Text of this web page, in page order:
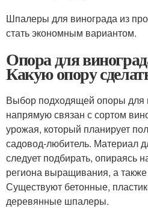
Шпалеры для винограда из
стать экономным вариантом.
Опора для
Какую опору
Выбор подходящей опоры для
напрямую связан с сортом
урожая, который планирует
садовод-любитель. Материал
следует подбирать, опираясь
региона выращивания, а
Существуют бетонные,
деревянные шпалеры.